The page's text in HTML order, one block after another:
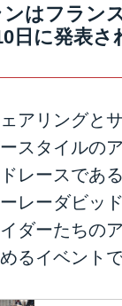
はフラン
日に発表さ
アリングと
スタイルの
レースであ
レーダビッ
ダーたちの
るイベントで